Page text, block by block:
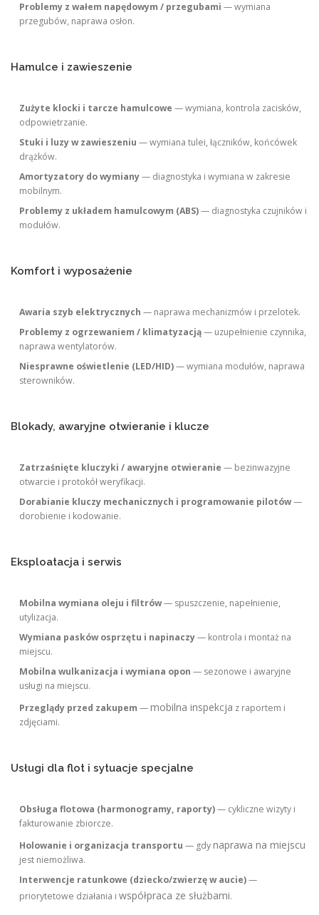
Problemy z wałem napędowym / przegubami — wymiana
przegubów, naprawa osłon.
Hamulce i zawieszenie
Zużyte klocki i tarcze hamulcowe — wymiana, kontrola zacisków,
odpowietrzanie.
Stuki i luzy w zawieszeniu — wymiana tulei, łączników, końcówek
drążków.
Amortyzatory do wymiany— diagnostyka i wymiana w zakresie
mobilnym.
Problemy z układem hamulcowym (ABS)— diagnostyka czujników i
modułów.
Komfort i wyposażenie
Awaria szyb elektrycznych — naprawa mechanizmów i przelotek.
Problemy z ogrzewaniem / klimatyzacją— uzupełnienie czynnika,
naprawa wentylatorów.
Niesprawne oświetlenie (LED/HID)— wymiana modułów, naprawa
sterowników.
Blokady, awaryjne otwieranie i klucze
Zatrzaśnięte kluczyki / awaryjne otwieranie — bezinwazyjne
otwarcie i protokół weryfikacji.
Dorabianie kluczy mechanicznych i programowanie pilotów—
dorobienie i kodowanie.
Eksploatacja i serwis
Mobilna wymiana oleju i filtrów— spuszczenie, napełnienie,
utylizacja.
Wymiana pasków osprzętu i napinaczy— kontrola i montaż na
miejscu.
Mobilna wulkanizacja i wymiana opon — sezonowe i awaryjne
usługi na miejscu.
Przeglądy przed zakupem —mobilna inspekcja z raportem i
zdjęciami.
Usługi dla flot i sytuacje specjalne
Obsługa flotowa (harmonogramy, raporty)— cykliczne wizyty i
fakturowanie zbiorcze.
Holowanie i organizacja transportu — gdynaprawa na miejscu
jest niemożliwa.
Interwencje ratunkowe (dziecko/zwierzę w aucie)—
priorytetowe działania iwspółpraca ze służbami.